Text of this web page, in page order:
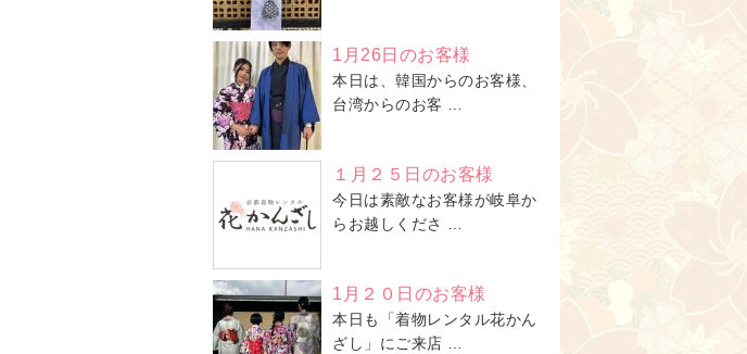
1月26日のお客様
本日は、韓国からのお客様、
台湾からのお客 …
１月２５日のお客様
今日は素敵なお客様が岐阜か
らお越しくださ …
1月２０日のお客様
本日も「着物レンタル花かん
ざし」にご来店 …